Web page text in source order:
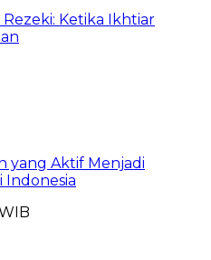
Ketika Ikhtiar
yang Aktif Menjadi
Indonesia